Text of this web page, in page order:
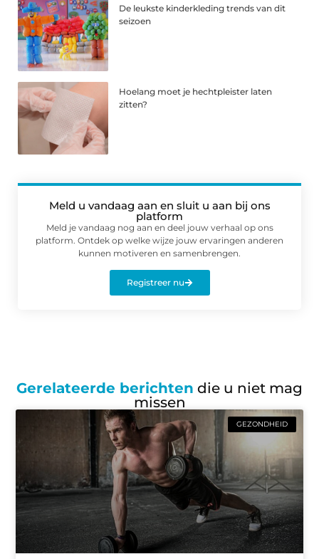
De leukste kinderkleding trends van dit
seizoen
Hoelang moet je hechtpleister laten
zitten?
Meld u vandaag aan en sluit u aan bij ons
platform
Meld je vandaag nog aan en deel jouw verhaal op ons
platform. Ontdek op welke wijze jouw ervaringen anderen
kunnen motiveren en samenbrengen.
Registreer nu
Gerelateerde berichten die u niet mag
missen
GEZONDHEID